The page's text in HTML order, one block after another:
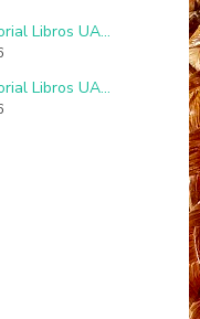
Boletín Editorial Libros UAM No. 58
Boletín Editorial Libros UAM No. 57